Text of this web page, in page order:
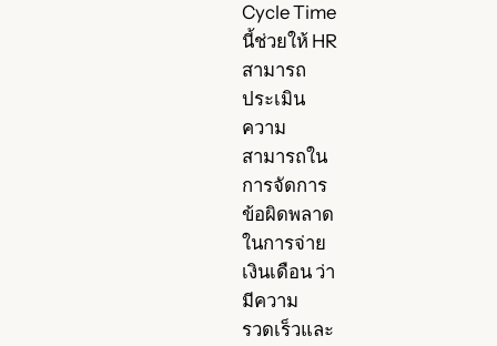
Cycle Time
นี้ช่วยให้ HR
สามารถ
ประเมิน
ความ
สามารถใน
การจัดการ
ข้อผิดพลาด
ในการจ่าย
เงินเดือน ว่า
มีความ
รวดเร็วและ